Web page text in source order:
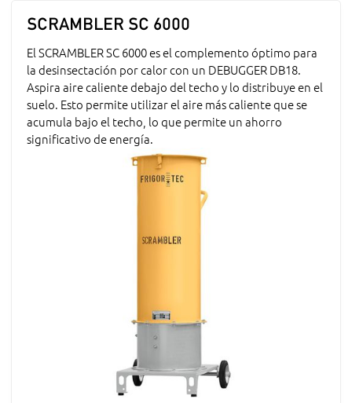
SCRAMBLER SC 6000
El SCRAMBLER SC 6000 es el complemento óptimo para
la desinsectación por calor con un DEBUGGER DB18.
Aspira aire caliente debajo del techo y lo distribuye en el
suelo. Esto permite utilizar el aire más caliente que se
acumula bajo el techo, lo que permite un ahorro
significativo de energía.